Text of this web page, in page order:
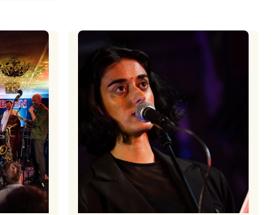
Band
Osasalen